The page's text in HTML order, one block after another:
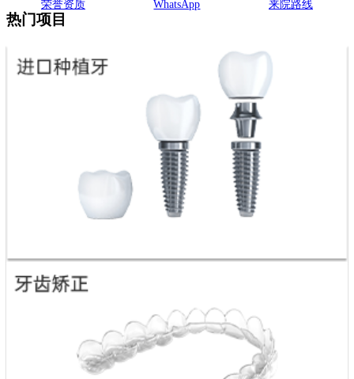
荣誉资质 WhatsApp 来院路线
热门项目